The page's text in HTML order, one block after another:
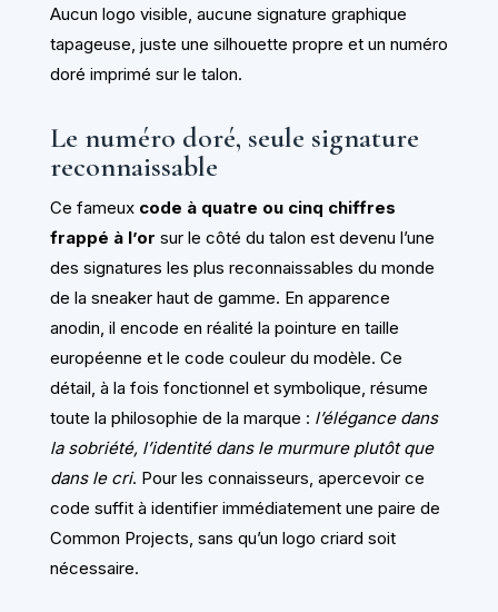
Aucun logo visible, aucune signature graphique
tapageuse, juste une silhouette propre et un numéro
doré imprimé sur le talon.
Le numéro doré, seule signature
reconnaissable
Ce fameux code à quatre ou cinq chiffres
frappé à l’or sur le côté du talon est devenu l’une
des signatures les plus reconnaissables du monde
de la sneaker haut de gamme. En apparence
anodin, il encode en réalité la pointure en taille
européenne et le code couleur du modèle. Ce
détail, à la fois fonctionnel et symbolique, résume
toute la philosophie de la marque : l’élégance dans
la sobriété, l’identité dans le murmure plutôt que
dans le cri. Pour les connaisseurs, apercevoir ce
code suffit à identifier immédiatement une paire de
Common Projects, sans qu’un logo criard soit
nécessaire.